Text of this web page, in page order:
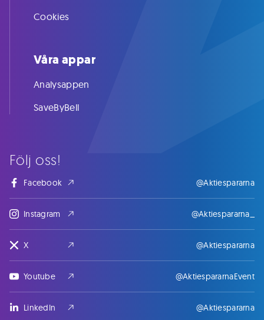
Följ oss!
Facebook @Aktiespararna
Instagram @Aktiespararna_
X @Aktiespararna
Youtube @AktiespararnaEvent
LinkedIn @Aktiespararna
Cookies
Våra appar
Analysappen
SaveByBell